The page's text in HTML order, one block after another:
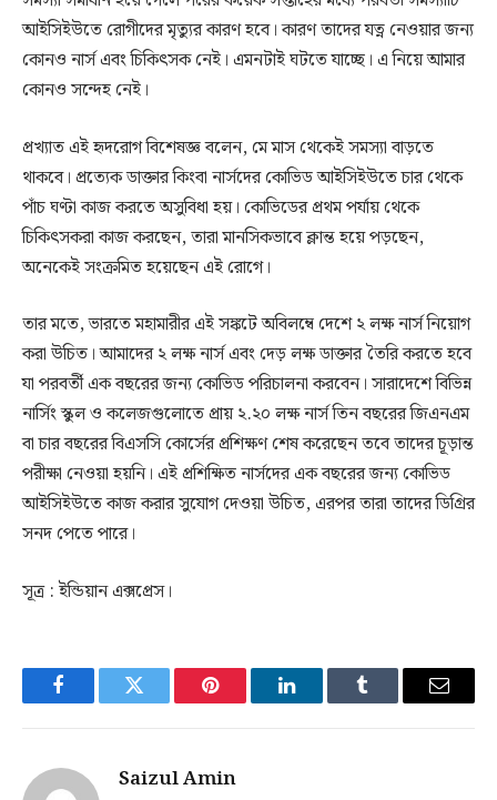
আইসিইউতে রোগীদের মৃত্যুর কারণ হবে। কারণ তাদের যত্ন নেওয়ার জন্য
কোনও নার্স এবং চিকিৎসক নেই। এমনটাই ঘটতে যাচ্ছে। এ নিয়ে আমার
কোনও সন্দেহ নেই।
প্রখ্যাত এই হৃদরোগ বিশেষজ্ঞ বলেন, মে মাস থেকেই সমস্যা বাড়তে
থাকবে। প্রত্যেক ডাক্তার কিংবা নার্সদের কোভিড আইসিইউতে চার থেকে
পাঁচ ঘণ্টা কাজ করতে অসুবিধা হয়। কোভিডের প্রথম পর্যায় থেকে
চিকিৎসকরা কাজ করছেন, তারা মানসিকভাবে ক্লান্ত হয়ে পড়ছেন,
অনেকেই সংক্রমিত হয়েছেন এই রোগে।
তার মতে, ভারতে মহামারীর এই সঙ্কটে অবিলম্বে দেশে ২ লক্ষ নার্স নিয়োগ
করা উচিত। আমাদের ২ লক্ষ নার্স এবং দেড় লক্ষ ডাক্তার তৈরি করতে হবে
যা পরবর্তী এক বছরের জন্য কোভিড পরিচালনা করবেন। সারাদেশে বিভিন্ন
নার্সিং স্কুল ও কলেজগুলোতে প্রায় ২.২০ লক্ষ নার্স তিন বছরের জিএনএম
বা চার বছরের বিএসসি কোর্সের প্রশিক্ষণ শেষ করেছেন তবে তাদের চূড়ান্ত
পরীক্ষা নেওয়া হয়নি। এই প্রশিক্ষিত নার্সদের এক বছরের জন্য কোভিড
আইসিইউতে কাজ করার সুযোগ দেওয়া উচিত, এরপর তারা তাদের ডিগ্রির
সনদ পেতে পারে।
সূত্র : ইন্ডিয়ান এক্সপ্রেস।
FacebookTwitter Pinterest LinkedInTumblr Email
Saizul Amin